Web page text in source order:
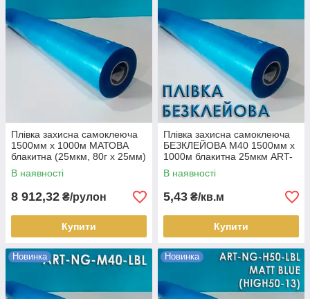
Плівка захисна самоклеюча
1500мм х 1000м МАТОВА
блакитна (25мкм, 80г х 25мм)
для листів ПВХ (ART-P80M-
BL), рулон
В наявності
8 912,32 ₴/рулон
Купити
Плівка захисна самоклеюча
БЕЗКЛЕЙОВА М40 1500мм х
1000м блакитна 25мкм ART-
NG-M40-LBL помірна
клейкість, кв.м
В наявності
5,43 ₴/кв.м
Купити
Новинка Новинка